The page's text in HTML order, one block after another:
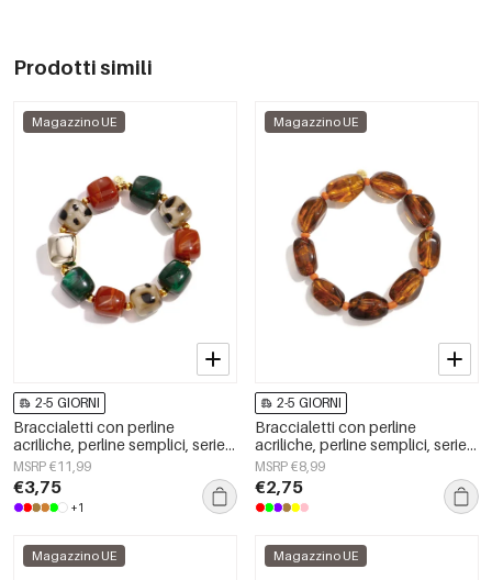
Prodotti simili
Magazzino UE
2-5 GIORNI
Braccialetti con perline
acriliche, perline semplici, serie
Simple Daily, gioielli da donna
MSRP €11,99
€3,75
+1
Magazzino UE
2-5 GIORNI
Braccialetti con perline
acriliche, perline semplici, serie
Simple Daily, gioielli da donna
MSRP €8,99
€2,75
Magazzino UE Magazzino UE